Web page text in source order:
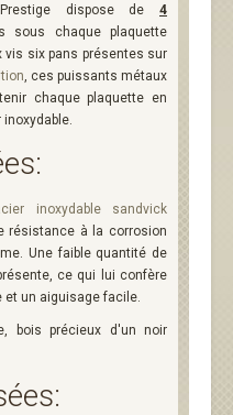
dispose de 4
sous chaque plaquette
vis six pans présentes sur
, ces puissants métaux
chaque plaquette en
inoxydable sandvick
résistance à la corrosion
Une faible quantité de
ce qui lui confère
et un aiguisage facile.
bois précieux d'un noir